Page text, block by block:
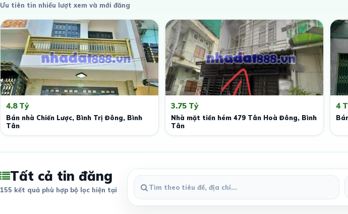
Ưu tiên tin nhiều lượt xem và mới đăng
4.8 Tỷ
Bán nhà Chiến Lược, Bình Trị Đông, Bình
Tân
3.75 Tỷ
Nhà mặt tiền hém 479 Tân Hoà Đông, Bình
Tân
4
Tất cả tin đăng
155 kết quả phù hợp bộ lọc hiện tại